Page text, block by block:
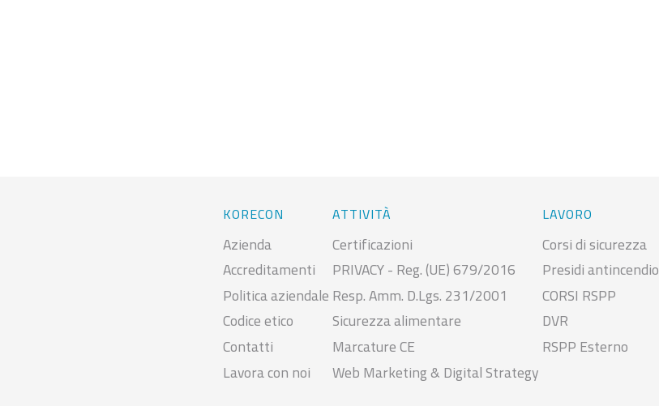
KORECON
Azienda
Accreditamenti
Politica aziendale
Codice etico
Contatti
Lavora con noi
ATTIVITÀ
Certificazioni
PRIVACY - Reg. (UE) 679/2016
Resp. Amm. D.Lgs. 231/2001
Sicurezza alimentare
Marcature CE
Web Marketing & Digital Strategy
LAVORO
Corsi di sicurezza
Presidi antincendio
CORSI RSPP
DVR
RSPP Esterno